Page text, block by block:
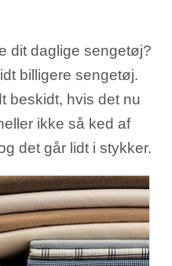
dit daglige sengetøj?
billigere sengetøj.
beskidt, hvis det nu
ikke så ked af
det går lidt i stykker.